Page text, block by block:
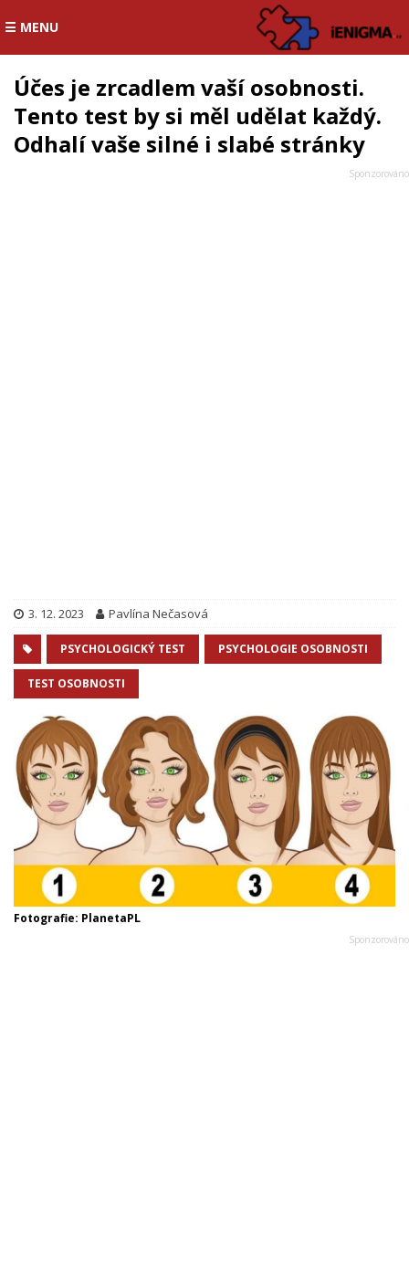
☰ MENU
Účes je zrcadlem vaší osobnosti.
Tento test by si měl udělat každý.
Odhalí vaše silné i slabé stránky
3. 12. 2023 Pavlína Nečasová
PSYCHOLOGICKÝ TEST PSYCHOLOGIE OSOBNOSTI
TEST OSOBNOSTI
Fotografie: PlanetaPL